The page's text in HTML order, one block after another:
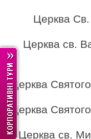
Церква
Церква св.
Церква
Церква
Церква св.